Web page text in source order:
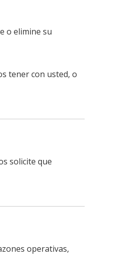
o elimine su
tener con usted, o
solicite que
operativas,